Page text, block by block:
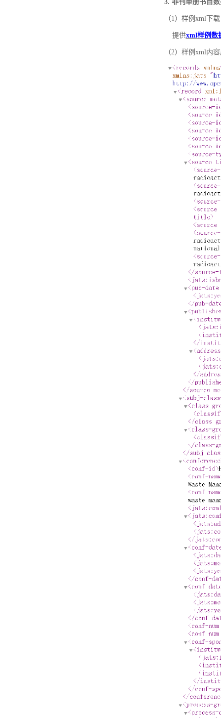
3. 非刊单册书目
（1）样例xml下载
提供xml样例数
（2）样例xml内